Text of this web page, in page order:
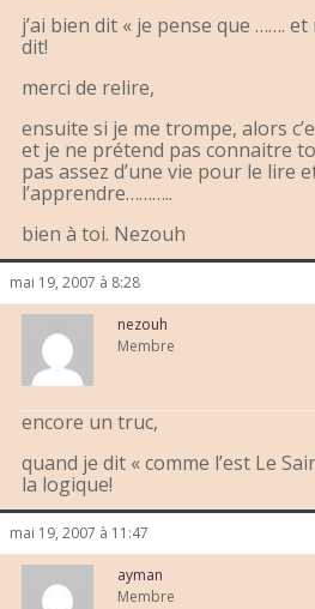
j’ai bien dit « je pense que …….
dit!
merci de relire,
ensuite si je me trompe, alors
et je ne prétend pas connaitre
pas assez d’une vie pour le lire
l’apprendre………..
bien à toi. Nezouh
mai 19, 2007 à 8:28
nezouh
Membre
encore un truc,
quand je dit « comme l’est Le
la logique!
mai 19, 2007 à 11:47
ayman
Membre